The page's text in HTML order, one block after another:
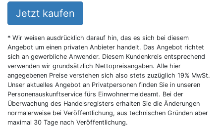
Jetzt kaufen
* Wir weisen ausdrücklich darauf hin, das es sich bei diesem
Angebot um einen privaten Anbieter handelt. Das Angebot richtet
sich an gewerbliche Anwender. Diesem Kundenkreis entsprechend
verwenden wir grundsätzlich Nettopreisangaben. Alle hier
angegebenen Preise verstehen sich also stets zuzüglich 19% MwSt.
Unser aktuelles Angebot an Privatpersonen finden Sie in unseren
Personenauskunftservice fürs Einwohnermeldeamt. Bei der
Überwachung des Handelsregisters erhalten Sie die Änderungen
normalerweise bei Veröffentlichung, aus technischen Gründen aber
maximal 30 Tage nach Veröffentlichung.